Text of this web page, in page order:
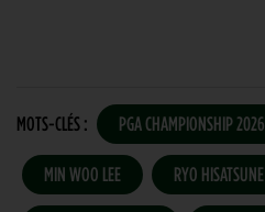
MOTS-CLÉS : PGA CHAMPIONSHIP 2026
MIN WOO LEE RYO HISATSUNE